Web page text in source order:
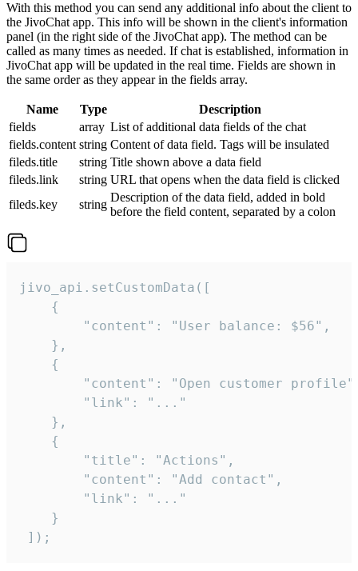
With this method you can send any additional info about the client to
the JivoChat app. This info will be shown in the client's information
panel (in the right side of the JivoChat app). The method can be
called as many times as needed. If chat is established, information in
JivoChat app will be updated in the real time. Fields are shown in
the same order as they appear in the fields array.
Name Type
Description
fields
array List of additional data fields of the chat
fields.content string Content of data field. Tags will be insulated
fileds.title
string Title shown above a data field
fileds.link
string URL that opens when the data field is clicked
fileds.key
string
Description of the data field, added in bold
before the field content, separated by a colon
jivo_api.setCustomData([
    {
        "content": "User balance: $56",
    },
    {
"content": "Open customer
        "link": "..."
    },
    {
        "title": "Actions",
        "content": "Add contact",
        "link": "..."
    }
]);